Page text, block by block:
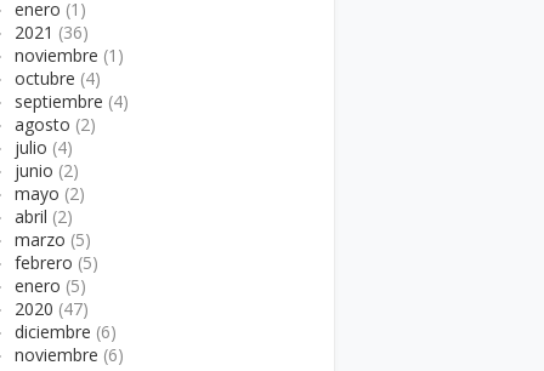
enero (1)
2021 (36)
noviembre (1)
octubre (4)
septiembre (4)
agosto (2)
julio (4)
junio (2)
mayo (2)
abril (2)
marzo (5)
febrero (5)
enero (5)
2020 (47)
diciembre (6)
noviembre (6)